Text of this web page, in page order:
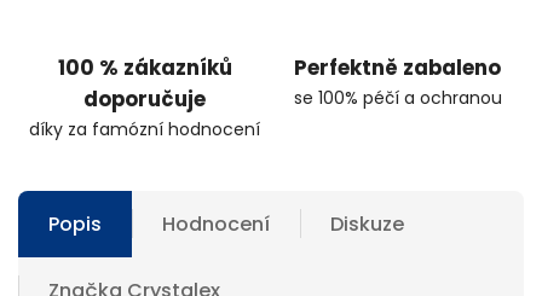
100 % zákazníků
doporučuje
díky za famózní hodnocení
Perfektně zabaleno
se 100% péčí a ochranou
Popis Hodnocení Diskuze
Značka Crystalex